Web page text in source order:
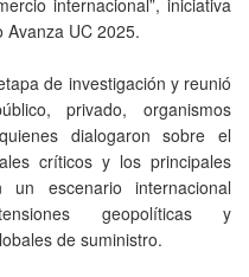
UC 2025.
de investigación y reunió
privado, organismos
dialogaron sobre el
críticos y los principales
escenario internacional
geopolíticas y
de suministro.